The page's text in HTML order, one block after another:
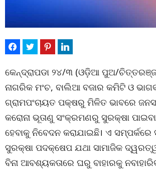
କେନ୍ଦ୍ରାପଡା ୨୪/୩ (ଓଡ଼ିଆ ପୁଅ/
ନାଗରିକ ମଂଚ, ବାଲିଆ ବଜାର କମିଟି ଓ
ଗ୍ରାମପଂଚାୟତ ପକ୍ଷରୁ ମିଳିତ ଭାବରେ
କରୋନା ଭୂତାଣୁ ସଂକ୍ରମଣରୁ ସୁରକ୍ଷା
ହେବାକୁ ନିବେଦନ କରାଯାଇଛି। ଏ
ସୁରକ୍ଷା ପଦକ୍ଷେପ ଯଥା ସାମାଜିକ
ବିନା ଆବଶ୍ୟକତାରେ ଘରୁ ବାହାରକୁ